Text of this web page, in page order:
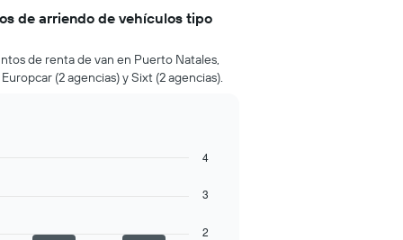
de arriendo de vehículos tipo
de renta de van en Puerto Natales,
(2 agencias) y Sixt (2 agencias).
2
3
4